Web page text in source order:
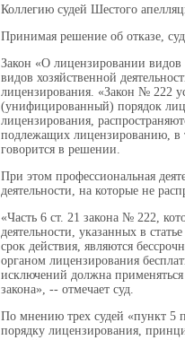
Коллегию судей Шестого
Принимая решение об отказе,
Закон «О лицензировании видов
видов хозяйственной
лицензирования. «Закон № 222
(унифицированный) порядок
лицензирования,
подлежащих лицензированию, в
говорится в решении.
При этом профессиональная
деятельности, на которые не
«Часть 6 ст. 21 закона № 222,
деятельности, указанных в
срок действия, являются
органом лицензирования
исключений должна применяться
закона», -- отмечает суд.
По мнению трех судей «пункт 5
порядку лицензирования,